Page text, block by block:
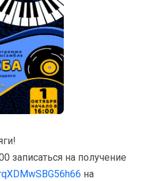
записаться на получение
на